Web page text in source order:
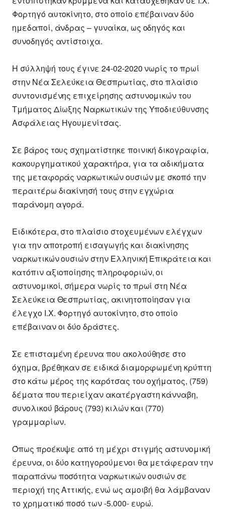
Φορτηγό αυτοκίνητο, στο οποίο επέβαιναν δύο
ημεδαποί, άνδρας – γυναίκα, ως οδηγός και
συνοδηγός αντίστοιχα.
Η σύλληψή τους έγινε 24-02-2020 νωρίς το πρωί
στην Νέα Σελεύκεια Θεσπρωτίας, στο πλαίσιο
συντονισμένης επιχείρησης αστυνομικών του
Τμήματος Δίωξης Ναρκωτικών της Υποδιεύθυνσης
Ασφάλειας Ηγουμενίτσας.
Σε βάρος τους σχηματίστηκε ποινική δικογραφία,
κακουργηματικού χαρακτήρα, για τα αδικήματα
της μεταφοράς ναρκωτικών ουσιών με σκοπό την
περαιτέρω διακίνησή τους στην εγχώρια
παράνομη αγορά.
Ειδικότερα, στο πλαίσιο στοχευμένων ελέγχων
για την αποτροπή εισαγωγής και διακίνησης
ναρκωτικών ουσιών στην Ελληνική Επικράτεια και
κατόπιν αξιοποίησης πληροφοριών, οι
αστυνομικοί, σήμερα νωρίς το πρωί στη Νέα
Σελεύκεια Θεσπρωτίας, ακινητοποίησαν για
έλεγχο Ι.Χ. Φορτηγό αυτοκίνητο, στο οποίο
επέβαιναν οι δύο δράστες.
Σε επισταμένη έρευνα που ακολούθησε στο
όχημα, βρέθηκαν σε ειδικά διαμορφωμένη κρύπτη
στο κάτω μέρος της καρότσας του οχήματος, (759)
δέματα που περιείχαν ακατέργαστη κάνναβη,
συνολικού βάρους (793) κιλών και (770)
γραμμαρίων.
Όπως προέκυψε από τη μέχρι στιγμής αστυνομική
έρευνα, οι δύο κατηγορούμενοι θα μετάφεραν την
παραπάνω ποσότητα ναρκωτικών ουσιών σε
περιοχή της Αττικής, ενώ ως αμοιβή θα λάμβαναν
το χρηματικό ποσό των -5.000- ευρώ.